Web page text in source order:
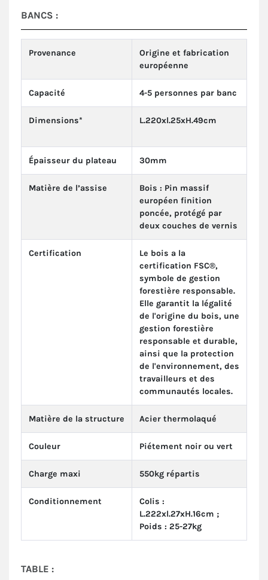
TABLE :
BANCS :
Provenance
Origine et fabrication
européenne
Capacité 4-5 personnes par banc
Dimensions* L.220xl.25xH.49cm
Épaisseur du plateau 30mm
Matière de l’assise
Bois : Pin massif
européen finition
poncée, protégé par
deux couches de vernis
Certification
Le bois a la
certification FSC®,
symbole de gestion
forestière responsable.
Elle garantit la légalité
de l'origine du bois, une
gestion forestière
responsable et durable,
ainsi que la protection
de l'environnement, des
travailleurs et des
communautés locales.
Matière de la structure Acier thermolaqué
Couleur Piétement noir ou vert
Charge maxi 550kg répartis
Conditionnement
Colis :
L.222xl.27xH.16cm ;
Poids : 25-27kg